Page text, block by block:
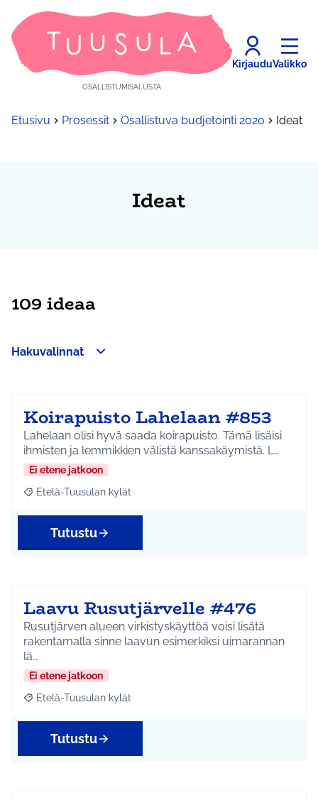
OSALLISTUMISALUSTA
KirjauduValikko
Etusivu Prosessit Osallistuva budjetointi 2020 Ideat
Ideat
109 ideaa
Hakuvalinnat
−
Koirapuisto Lahelaan #853
Lahelaan olisi hyvä saada koirapuisto. Tämä lisäisi
ihmisten ja lemmikkien välistä kanssakäymistä. L…
Ei etene jatkoon
Rajaa tulokset aihepiirin mukaan: Etelä-Tuusulan kylät
Etelä-Tuusulan kylät
Tutustu
Laavu Rusutjärvelle #476
Rusutjärven alueen virkistyskäyttöä voisi lisätä
rakentamalla sinne laavun esimerkiksi uimarannan
lä…
Ei etene jatkoon
Rajaa tulokset aihepiirin mukaan: Etelä-Tuusulan kylät
Etelä-Tuusulan kylät
Tutustu